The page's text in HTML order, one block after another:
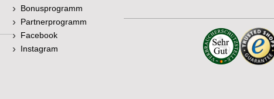
Bonusprogramm
Partnerprogramm
Facebook
Instagram